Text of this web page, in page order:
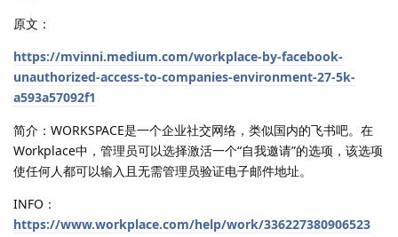
原文：
https://mvinni.medium.com/workplace-by-facebook-
unauthorized-access-to-companies-environment-27-5k-
a593a57092f1
简介：WORKSPACE是一个企业社交网络，类似国内的飞书吧。在
Workplace中，管理员可以选择激活一个“自我邀请”的选项，该选项
使任何人都可以输入且无需管理员验证电子邮件地址。
INFO：
https://www.workplace.com/help/work/336227380906523